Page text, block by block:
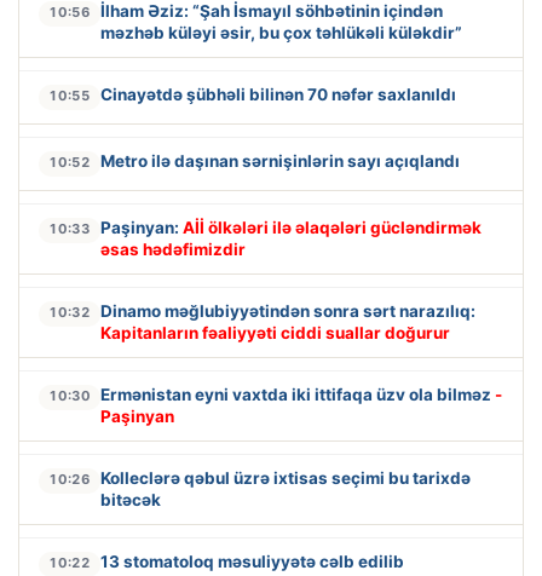
10:56
İlham Əziz: “Şah İsmayıl söhbətinin içindən
məzhəb küləyi əsir, bu çox təhlükəli küləkdir”
10:55 Cinayətdə şübhəli bilinən 70 nəfər saxlanıldı
10:52 Metro ilə daşınan sərnişinlərin sayı açıqlandı
10:33 Paşinyan: Aİİ ölkələri ilə əlaqələri gücləndirmək
əsas hədəfimizdir
10:32
Dinamo məğlubiyyətindən sonra sərt narazılıq:
Kapitanların fəaliyyəti ciddi suallar doğurur
10:30 Ermənistan eyni vaxtda iki ittifaqa üzv ola bilməz -
Paşinyan
10:26
Kolleclərə qəbul üzrə ixtisas seçimi bu tarixdə
bitəcək
10:22 13 stomatoloq məsuliyyətə cəlb edilib